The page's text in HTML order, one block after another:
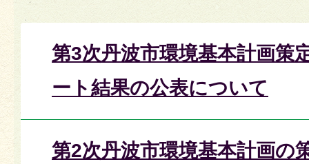
第3次丹波市環境基本計画策
ート結果の公表について
第2次丹波市環境基本計画の